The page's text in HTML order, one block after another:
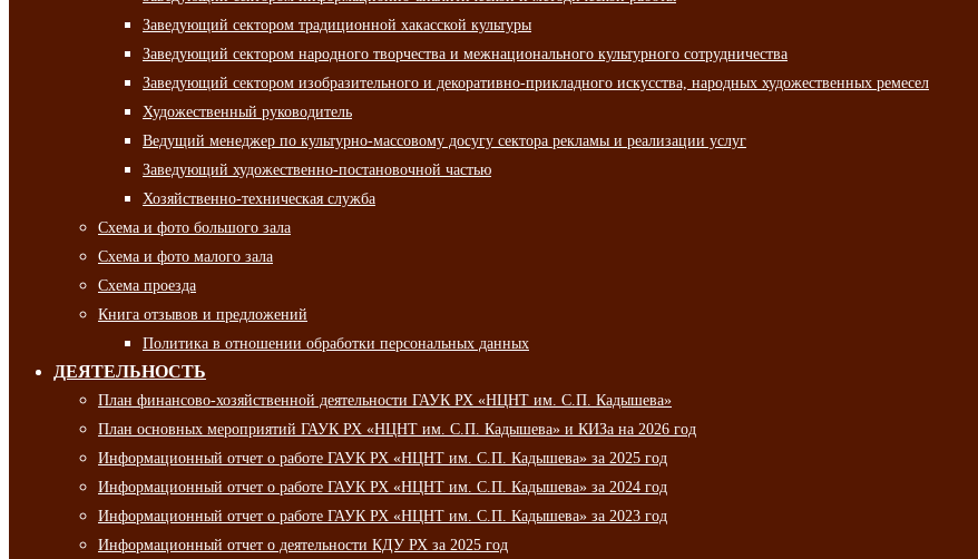
Заведующий сектором традиционной хакасской культуры
Заведующий сектором народного творчества и межнационального культурного сотрудничества
Заведующий сектором изобразительного и декоративно-прикладного искусства, народных художественных ремесел
Художественный руководитель
Ведущий менеджер по культурно-массовому досугу сектора рекламы и реализации услуг
Заведующий художественно-постановочной частью
Хозяйственно-техническая служба
Схема и фото большого зала
Схема и фото малого зала
Схема проезда
Книга отзывов и предложений
Политика в отношении обработки персональных данных
ДЕЯТЕЛЬНОСТЬ
План финансово-хозяйственной деятельности ГАУК РХ «НЦНТ им. С.П. Кадышева»
План основных мероприятий ГАУК РХ «НЦНТ им. С.П. Кадышева» и КИЗа на 2026 год
Информационный отчет о работе ГАУК РХ «НЦНТ им. С.П. Кадышева» за 2025 год
Информационный отчет о работе ГАУК РХ «НЦНТ им. С.П. Кадышева» за 2024 год
Информационный отчет о работе ГАУК РХ «НЦНТ им. С.П. Кадышева» за 2023 год
Информационный отчет о деятельности КДУ РХ за 2025 год